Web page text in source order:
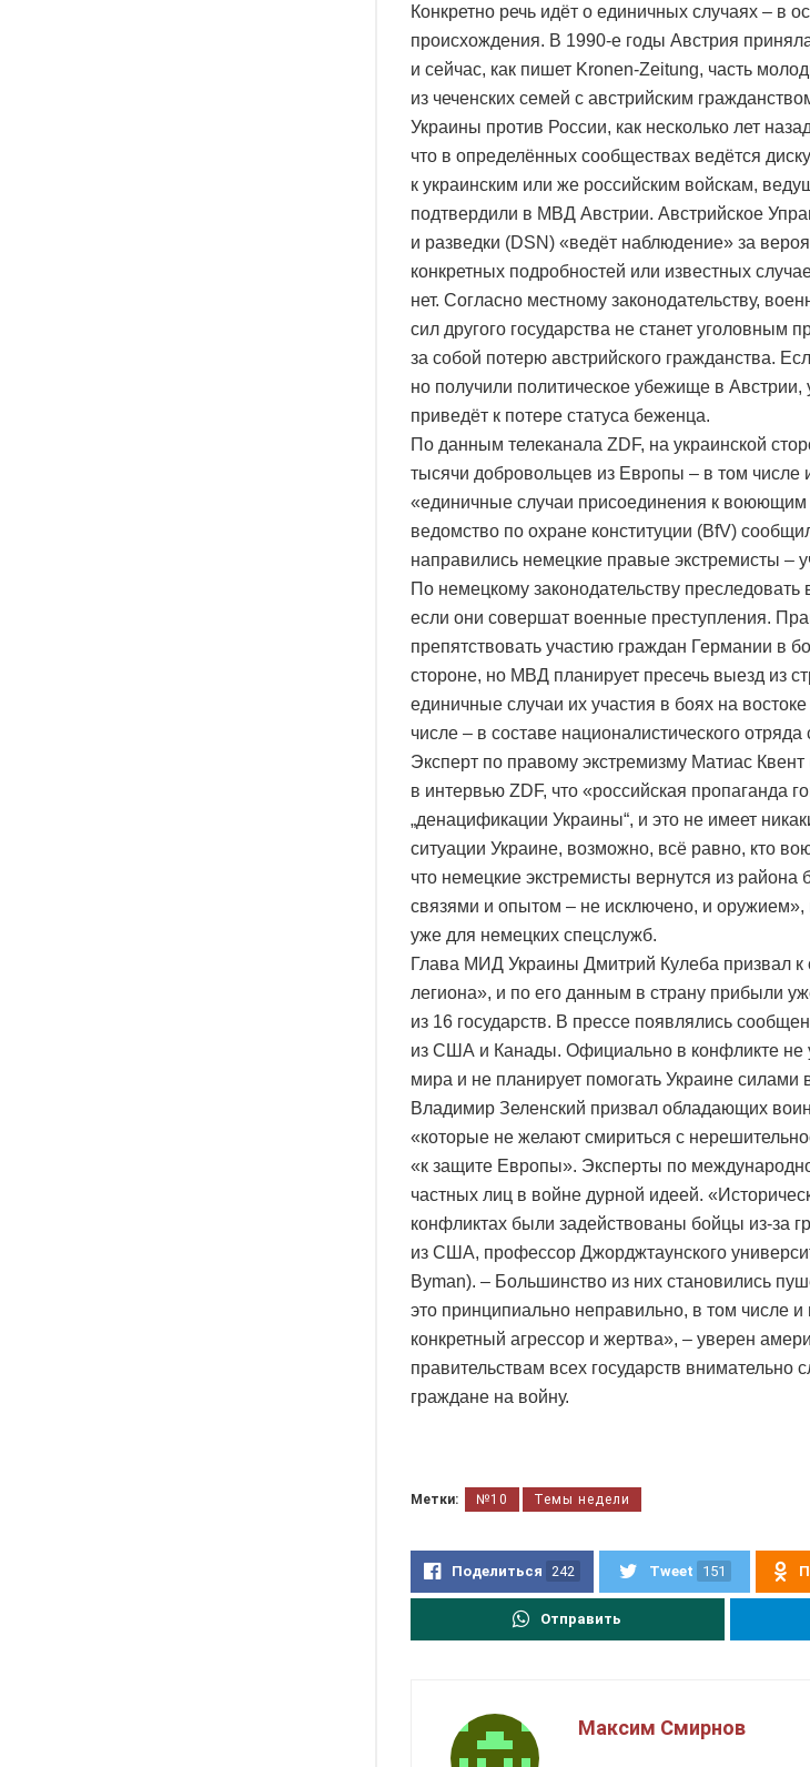
Конкретно речь идёт о единичных случаях – в
происхождения. В 1990-е годы Австрия
и сейчас, как пишет Kronen-Zeitung, часть
из чеченских семей с австрийским
Украины против России, как несколько лет
что в определённых сообществах ведётся
к украинским или же российским войскам,
подтвердили в МВД Австрии. Австрийское
и разведки (DSN) «ведёт наблюдение» за
конкретных подробностей или известных
нет. Согласно местному законодательству,
сил другого государства не станет уголовным
за собой потерю австрийского гражданства.
но получили политическое убежище в
приведёт к потере статуса беженца.
По данным телеканала ZDF, на украинской
тысячи добровольцев из Европы – в том
«единичные случаи присоединения к
ведомство по охране конституции (BfV)
направились немецкие правые экстремисты –
По немецкому законодательству
если они совершат военные преступления.
препятствовать участию граждан Германии в
стороне, но МВД планирует пресечь выезд из
единичные случаи их участия в боях на
числе – в составе националистического
Эксперт по правому экстремизму Матиас
в интервью ZDF, что «российская пропаганда
„денацификации Украины“, и это не имеет
ситуации Украине, возможно, всё равно, кто
что немецкие экстремисты вернутся из
связями и опытом – не исключено, и оружием»,
уже для немецких спецслужб.
Глава МИД Украины Дмитрий Кулеба призвал к
легиона», и по его данным в страну прибыли
из 16 государств. В прессе появлялись
из США и Канады. Официально в конфликте не
мира и не планирует помогать Украине
Владимир Зеленский призвал обладающих
«которые не желают смириться с
«к защите Европы». Эксперты по
частных лиц в войне дурной идеей.
конфликтах были задействованы бойцы из-за
из США, профессор Джорджтаунского
Byman). – Большинство из них становились
это принципиально неправильно, в том числе и
конкретный агрессор и жертва», – уверен
правительствам всех государств внимательно
граждане на войну.
Метки: №10 Темы недели
Поделиться 242 Tweet 151
Отправить
Максим Смирнов